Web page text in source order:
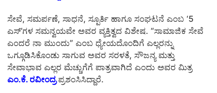
ಸೇವೆ, ಸಮರ್ಪಣೆ, ಸಾಧನೆ, ಸ್ಪೂರ್ತಿ ಹಾಗೂ ಸಂಘಟನೆ ಎಂಬ ‘5
ಎಸ್’ಗಳ ಸಮನ್ವಯವೇ ಅವರ ವ್ಯಕ್ತಿತ್ವದ ವಿಶೇಷ. “ಸಾಮಾಜಿಕ ಸೇವೆ
ಎಂದರೆ ನಾ ಮುಂದು” ಎಂಬ ಧ್ಯೇಯದೊಂದಿಗೆ ಎಲ್ಲರನ್ನು
ಒಗ್ಗೂಡಿಸಿಕೊಂಡು ಸಾಗುವ ಅವರ ಸರಳತೆ, ಸೌಜನ್ಯ ಮತ್ತು
ಸೇವಾಭಾವ ಎಲ್ಲರ ಮೆಚ್ಚುಗೆಗೆ ಪಾತ್ರವಾಗಿದೆ ಎಂದು ಅವರ ಮಿತ್ರ
ಎಂ.ಕೆ. ರವೀಂದ್ರಪ್ರಶಂಸಿಸಿದ್ದಾರೆ.